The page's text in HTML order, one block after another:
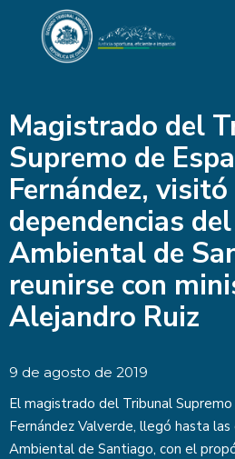
Magistrado del
Supremo de
Fernández, visitó
dependencias
Ambiental de
reunirse con
Alejandro Ruiz
9 de agosto de 2019
El magistrado del Tribunal
Fernández Valverde, llegó hasta
Ambiental de Santiago, con el